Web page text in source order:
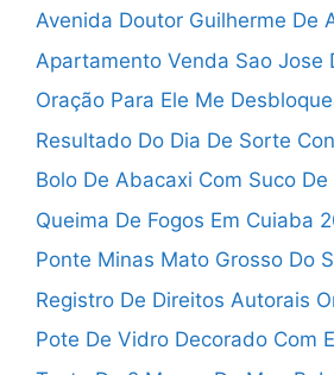
Avenida Doutor Guilherme De
Apartamento Venda Sao Jose
Oração Para Ele Me
Resultado Do Dia De Sorte
Bolo De Abacaxi Com Suco
Queima De Fogos Em Cuiaba
Ponte Minas Mato Grosso Do
Registro De Direitos Autorais
Pote De Vidro Decorado Com